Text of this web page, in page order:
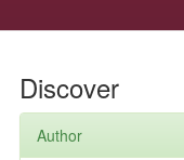
Discover
Author